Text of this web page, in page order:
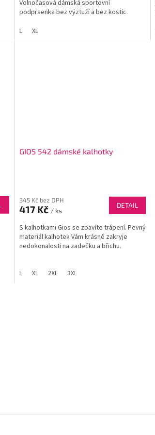
Volnočasová dámská sportovní
podprsenka bez výztuží a bez kostic.
L
XL
GIOS 542 dámské kalhotky
345 Kč bez DPH
417 Kč / ks
DETAIL
S kalhotkami Gios se zbavíte trápení. Pevný
materiál kalhotek Vám krásně zakryje
nedokonalosti na zadečku a břichu.
L XL 2XL 3XL
v